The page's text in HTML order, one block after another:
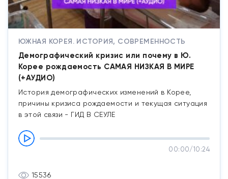
ЮЖНАЯ КОРЕЯ. ИСТОРИЯ, СОВРЕМЕННОСТЬ
Демографический кризис или почему в Ю.
Корее рождаемость САМАЯ НИЗКАЯ В МИРЕ
(+АУДИО)
История демографических изменений в Корее,
причины кризиса рождаемости и текущая ситуация
в этой связи - ГИД В СЕУЛЕ
00:00/10:24
15536